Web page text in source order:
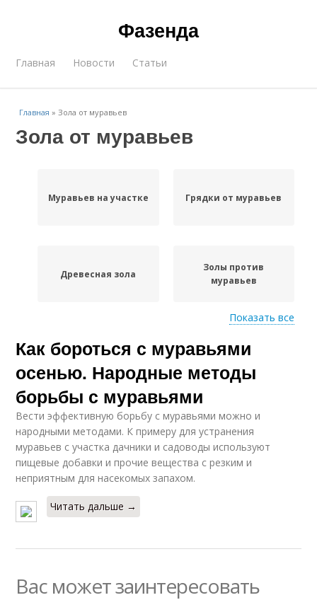
Фазенда
Главная Новости Статьи
Главная »Зола от муравьев
Зола от муравьев
Муравьев на участке Грядки от муравьев
Древесная зола
Золы против
муравьев
Приманка для
муравьев
Показать все
Как бороться с муравьями
осенью. Народные методы
борьбы с муравьями
Вести эффективную борьбу с муравьями можно и
народными методами. К примеру для устранения
муравьев с участка дачники и садоводы используют
пищевые добавки и прочие вещества с резким и
неприятным для насекомых запахом.
Читать дальше →
Вас может заинтересовать